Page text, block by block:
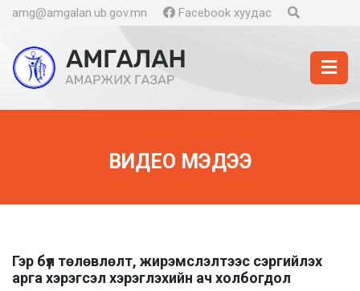
amg@amgalan.ub.gov.mn Facebook хуудас
ВИДЕО МЭДЭЭ
Гэр бүл төлөвлөлт, жирэмслэлтээс сэргийлэх
арга хэрэгсэл хэрэглэхийн ач холбогдол